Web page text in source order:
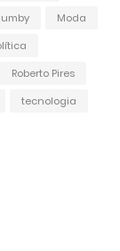
Moda
Roberto Pires
tecnologia